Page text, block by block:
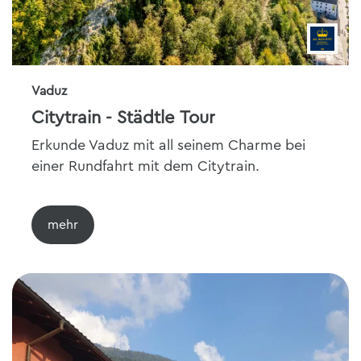
Vaduz
Citytrain - Städtle Tour
Erkunde Vaduz mit all seinem Charme bei
einer Rundfahrt mit dem Citytrain.